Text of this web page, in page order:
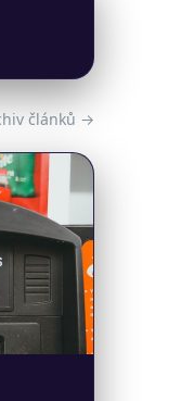
článků →